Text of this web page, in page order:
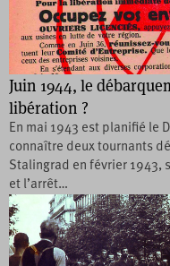
Juin 1944, le
libération ?
En mai 1943 est planifié le
connaître deux tournants
Stalingrad en février 1943,
et l’arrêt…